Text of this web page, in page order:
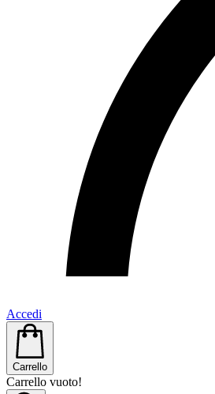
Accedi
Carrello
Carrello vuoto!